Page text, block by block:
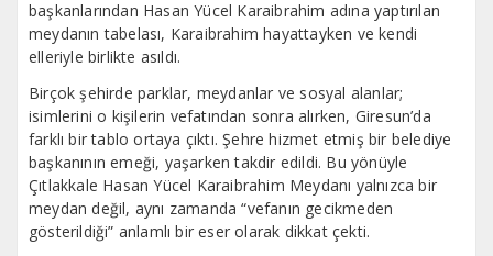
başkanlarından Hasan Yücel Karaibrahim adına yaptırılan
meydanın tabelası, Karaibrahim hayattayken ve kendi
elleriyle birlikte asıldı.
Birçok şehirde parklar, meydanlar ve sosyal alanlar;
isimlerini o kişilerin vefatından sonra alırken, Giresun’da
farklı bir tablo ortaya çıktı. Şehre hizmet etmiş bir belediye
başkanının emeği, yaşarken takdir edildi. Bu yönüyle
Çıtlakkale Hasan Yücel Karaibrahim Meydanı yalnızca bir
meydan değil, aynı zamanda “vefanın gecikmeden
gösterildiği” anlamlı bir eser olarak dikkat çekti.